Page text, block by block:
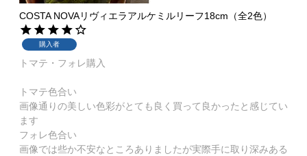
COSTA NOVAリヴィエラアルケミルリーフ18cm（全2色）
購入者
トマテ・フォレ購入
トマテ色合い
画像通りの美しい色彩がとても良く買って良かったと感じてい
ます
フォレ色合い
画像では些か不安なところありましたが実際手に取り深みある